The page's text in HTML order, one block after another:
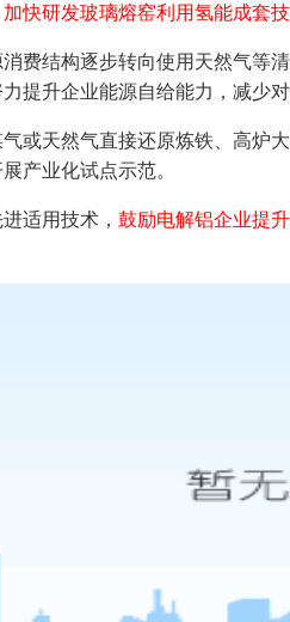
加快研发玻璃熔窑利用氢能成套
费结构逐步转向使用天然气等
力提升企业能源自给能力，减少
或天然气直接还原炼铁、高炉
产业化试点示范。
适用技术， 鼓励电解铝企业提